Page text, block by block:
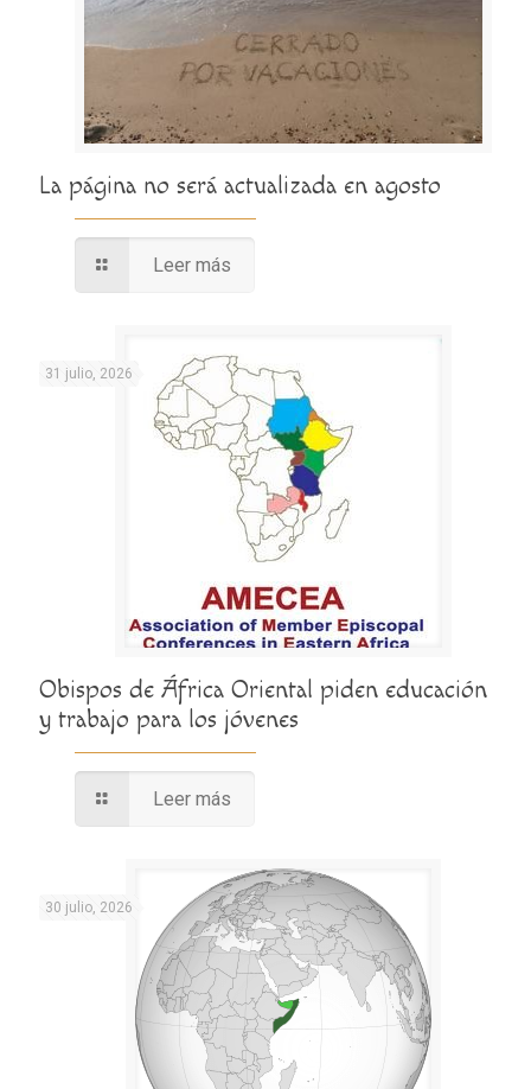
La página no será actualizada en agosto
Leer más
31 julio, 2026
Obispos de África Oriental piden educación
y trabajo para los jóvenes
Leer más
30 julio, 2026